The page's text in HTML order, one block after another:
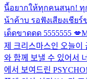
นี้อยากให้ทุกคนสนุก! ทุ
น้าค้าบ รอฟังเสียงเชี
เด็ดขาดดด 5555555 💋
제 크리스마스인 오늘이
와 함께 보낼 수 있어서
에서 보여드린